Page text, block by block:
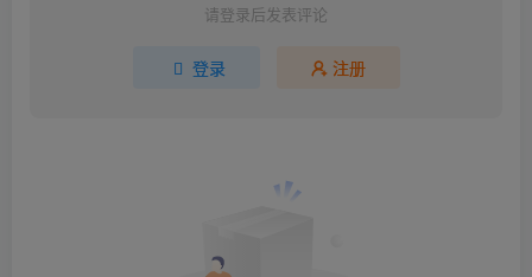
请登录后发表评论
登录 注册